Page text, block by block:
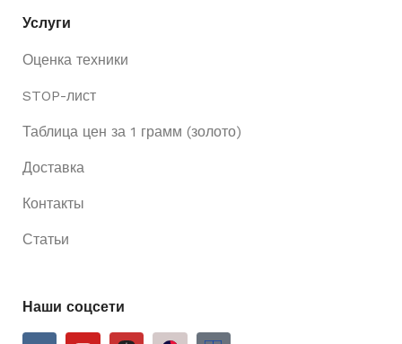
Услуги
Оценка техники
STOP-лист
Таблица цен за 1 грамм (золото)
Доставка
Контакты
Статьи
Наши соцсети